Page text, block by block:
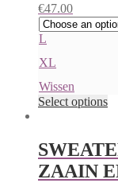
€47.00
L
XL
Wissen
Select options
ZAAIN